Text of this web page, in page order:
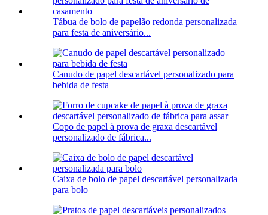
Tábua de bolo de papelão redonda personalizada
para festa de aniversário...
Canudo de papel descartável personalizado para
bebida de festa
Copo de papel à prova de graxa descartável
personalizado de fábrica...
Caixa de bolo de papel descartável personalizada
para bolo